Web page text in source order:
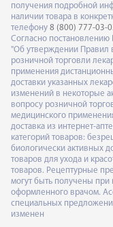
получения подробной
наличии товара в
телефону 8 (800) 777-03-
Согласно постановлению
"Об утверждении Правил
розничной торговли
применения
доставки указанных
изменений в некоторые
вопросу розничной
медицинского
доставка из интернет-
категорий товаров:
биологически активных
товаров для ухода и
товаров. Рецептурные
могут быть получены при
оформленного врачом.
специальных
изменен